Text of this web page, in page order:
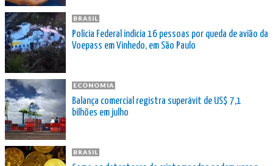
BRASIL
Polícia Federal indicia 16 pessoas por queda de avião da
Voepass em Vinhedo, em São Paulo
ECONOMIA
Balança comercial registra superávit de US$ 7,1
bilhões em julho
BRASIL